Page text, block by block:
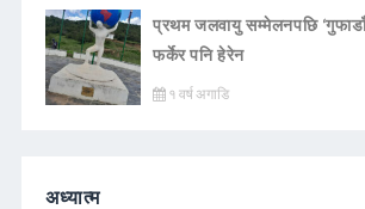
प्रथम जलवायु सम्मेलनपछि
फर्केर पनि हेरेन
१ वर्ष अगाडि
अध्यात्म